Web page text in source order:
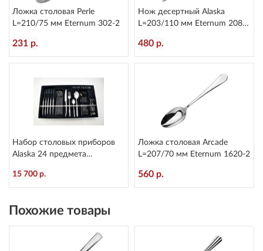
Ложка столовая Perle
L=210/75 мм Eternum 302-2
231 р.
Нож десертный Alaska
L=203/110 мм Eternum 2080-
480 р.
Набор столовых приборов
Alaska 24 предмета
15 700 р.
Ложка столовая Arcade
L=207/70 мм Eternum 1620-2
560 р.
Похожие товары